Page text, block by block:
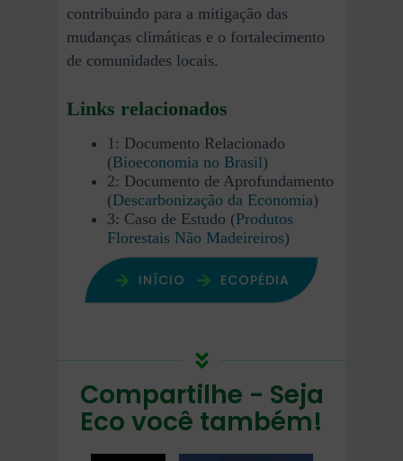
contribuindo para a mitigação das
mudanças climáticas e o fortalecimento
de comunidades locais.
Links relacionados
1: Documento Relacionado
(Bioeconomia no Brasil)
2: Documento de Aprofundamento
(Descarbonização da Economia)
3: Caso de Estudo (Produtos
Florestais Não Madeireiros)
INÍCIO ECOPÉDIA
Compartilhe - Seja
Eco você também!